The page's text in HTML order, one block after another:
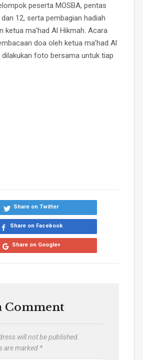
peserta MOSBA, pentas
12, serta pembagian hadiah
ketua ma’had Al Hikmah. Acara
doa oleh ketua ma’had Al
dilakukan foto bersama untuk tiap
Share on Twitter
Share on Facebook
Share on Google+
Comment
will not be published.
are marked *